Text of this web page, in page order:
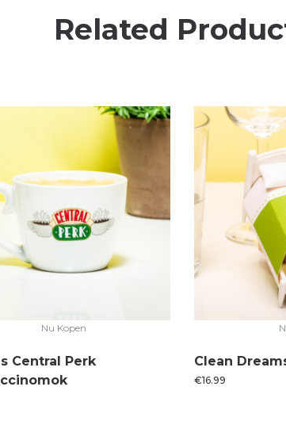
Related
Nu Kopen
Central Perk
Clean
€16.99